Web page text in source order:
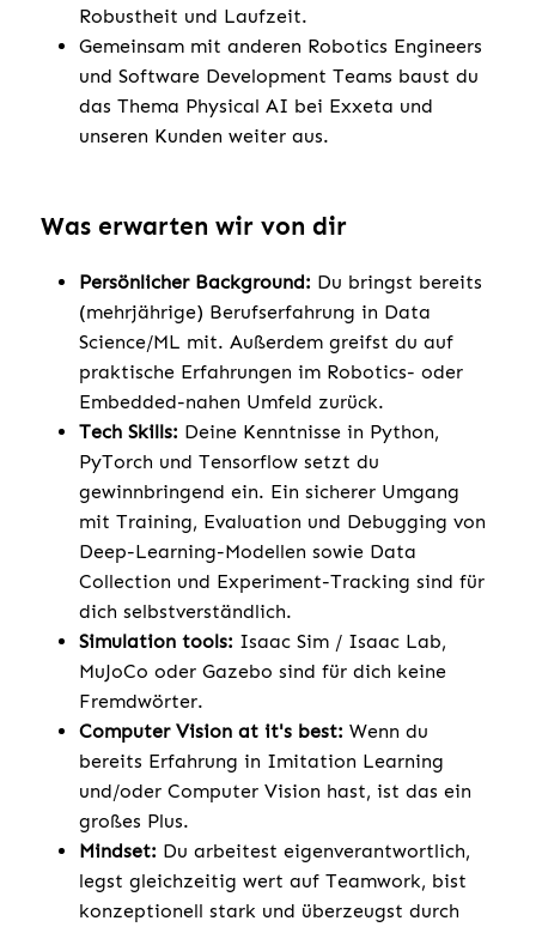
Robustheit und Laufzeit.
Gemeinsam mit anderen Robotics Engineers
und Software Development Teams baust du
das Thema Physical AI bei Exxeta und
unseren Kunden weiter aus.
Was erwarten wir von dir
Persönlicher Background: Du bringst bereits
(mehrjährige) Berufserfahrung in Data
Science/ML mit. Außerdem greifst du auf
praktische Erfahrungen im Robotics- oder
Embedded-nahen Umfeld zurück.
Tech Skills: Deine Kenntnisse in Python,
PyTorch und Tensorflow setzt du
gewinnbringend ein. Ein sicherer Umgang
mit Training, Evaluation und Debugging von
Deep-Learning-Modellen sowie Data
Collection und Experiment-Tracking sind für
dich selbstverständlich.
Simulation tools: Isaac Sim / Isaac Lab,
MuJoCo oder Gazebo sind für dich keine
Fremdwörter.
Computer Vision at it's best: Wenn du
bereits Erfahrung in Imitation Learning
und/oder Computer Vision hast, ist das ein
großes Plus.
Mindset: Du arbeitest eigenverantwortlich,
legst gleichzeitig wert auf Teamwork, bist
konzeptionell stark und überzeugst durch